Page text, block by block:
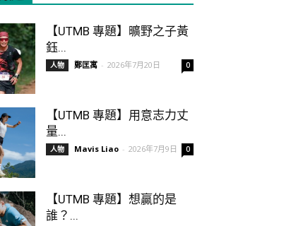
【UTMB 專題】曠野之子黃
鈺...
人物 鄭匡寓 - 2026年7月20日 0
【UTMB 專題】用意志力丈
量...
人物 Mavis Liao - 2026年7月9日 0
【UTMB 專題】想贏的是
誰？...